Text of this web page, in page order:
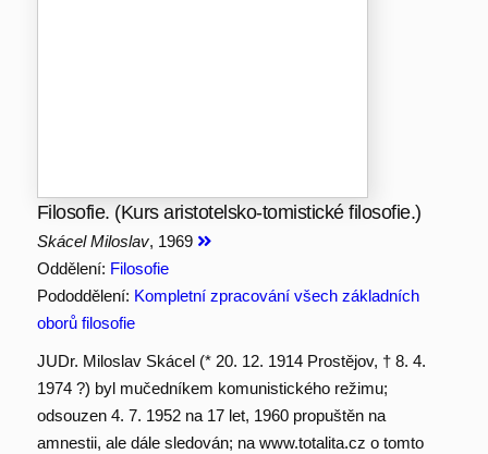
Filosofie. (Kurs aristotelsko-tomistické filosofie.)
Skácel Miloslav, 1969
Oddělení: Filosofie
Pododdělení: Kompletní zpracování všech základních
oborů filosofie
JUDr. Miloslav Skácel (* 20. 12. 1914 Prostějov, † 8. 4.
1974 ?) byl mučedníkem komunistického režimu;
odsouzen 4. 7. 1952 na 17 let, 1960 propuštěn na
amnestii, ale dále sledován; na www.totalita.cz o tomto